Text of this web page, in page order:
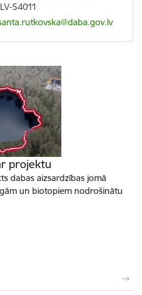
54011
pasts:
projektu
dabas aizsardzības jomā
un biotopiem nodrošinātu